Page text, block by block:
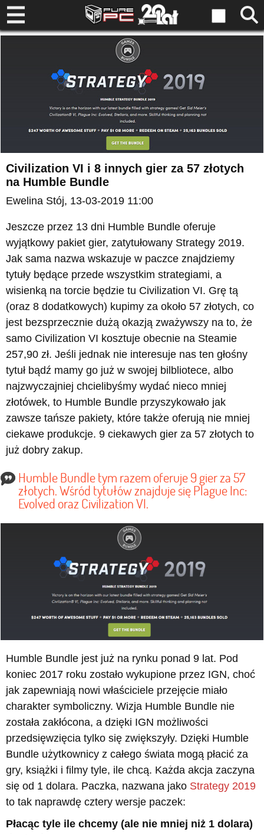
Civilization VI i 8 innych gier za 57 złotych
na Humble Bundle
Ewelina Stój, 13-03-2019 11:00
Jeszcze przez 13 dni Humble Bundle oferuje
wyjątkowy pakiet gier, zatytułowany Strategy 2019.
Jak sama nazwa wskazuje w paczce znajdziemy
tytuły będące przede wszystkim strategiami, a
wisienką na torcie będzie tu Civilization VI. Grę tą
(oraz 8 dodatkowych) kupimy za około 57 złotych, co
jest bezsprzecznie dużą okazją zważywszy na to, że
samo Civilization VI kosztuje obecnie na Steamie
257,90 zł. Jeśli jednak nie interesuje nas ten głośny
tytuł bądź mamy go już w swojej bilbliotece, albo
najzwyczajniej chcielibyśmy wydać nieco mniej
złotówek, to Humble Bundle przyszykowało jak
zawsze tańsze pakiety, które także oferują nie mniej
ciekawe produkcje. 9 ciekawych gier za 57 złotych to
już dobry zakup.
Humble Bundle tym razem oferuje 9 gier za 57
złotych. Wśród tytułów znajduje się Plague Inc:
Evolved oraz Civilization VI.
Humble Bundle jest już na rynku ponad 9 lat. Pod
koniec 2017 roku zostało wykupione przez IGN, choć
jak zapewniają nowi właściciele przejęcie miało
charakter symboliczny. Wizja Humble Bundle nie
została zakłócona, a dzięki IGN możliwości
przedsięwzięcia tylko się zwiększyły. Dzięki Humble
Bundle użytkownicy z całego świata mogą płacić za
gry, książki i filmy tyle, ile chcą. Każda akcja zaczyna
się od 1 dolara. Paczka, nazwana jako Strategy 2019
to tak naprawdę cztery wersje paczek:
Płacąc tyle ile chcemy (ale nie mniej niż 1 dolara)